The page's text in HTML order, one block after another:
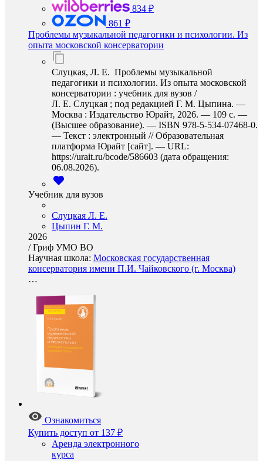
834 ₽
861 ₽
Проблемы музыкальной педагогики и психологии. Из
опыта московской консерватории
Слуцкая, Л. Е. Проблемы музыкальной
педагогики и психологии. Из опыта московской
консерватории : учебник для вузов /
Л. Е. Слуцкая ; под редакцией Г. М. Цыпина. —
Москва : Издательство Юрайт, 2026. — 109 с. —
(Высшее образование). — ISBN 978-5-534-07468-0.
— Текст : электронный // Образовательная
платформа Юрайт [сайт]. — URL:
https://urait.ru/bcode/586603 (дата обращения:
06.08.2026).
Учебник для вузов
Слуцкая Л. Е.
Цыпин Г. М.
2026
/Гриф УМО ВО
Научная школа: Московская государственная
консерватория имени П.И. Чайковского (г. Москва)
…
Ознакомиться
Купить доступ от 137 ₽
Аренда электронного
курса